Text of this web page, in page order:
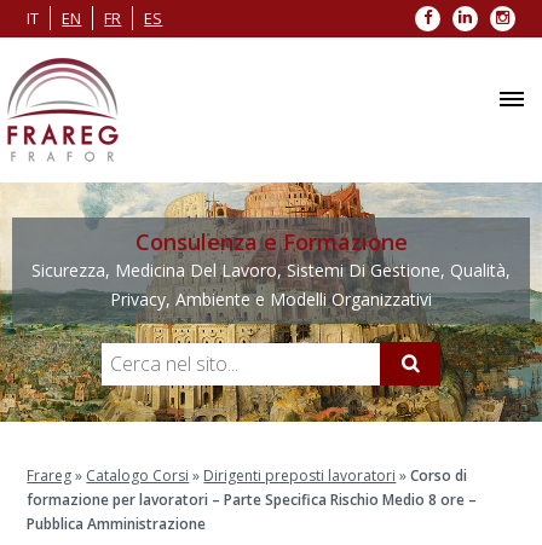
IT EN FR ES Facebook
LinkedIn
Consulenza e Formazione
Sicurezza, Medicina Del Lavoro, Sistemi Di Gestione, Qualità,
Privacy, Ambiente e Modelli Organizzativi
Frareg» Catalogo Corsi » Dirigenti preposti lavoratori »Corso di
formazione per lavoratori – Parte Specifica Rischio Medio 8 ore –
Pubblica Amministrazione